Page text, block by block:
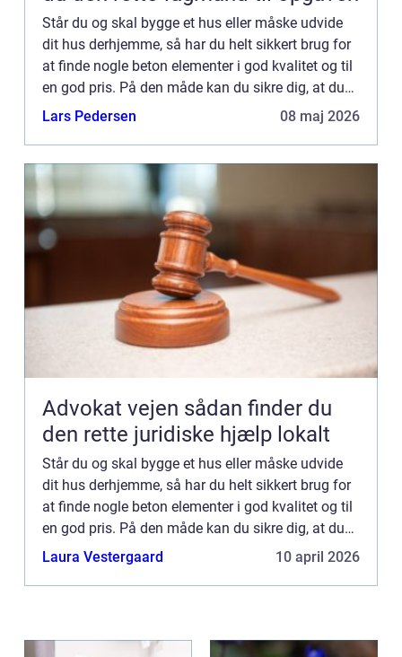
Står du og skal bygge et hus eller måske udvide
dit hus derhjemme, så har du helt sikkert brug for
at finde nogle beton elementer i god kvalitet og til
en god pris. På den måde kan du sikre dig, at du
holder prisen forholdsvis langt nede, når du skal...
Lars Pedersen 08 maj 2026
Advokat vejen sådan finder du
den rette juridiske hjælp lokalt
Står du og skal bygge et hus eller måske udvide
dit hus derhjemme, så har du helt sikkert brug for
at finde nogle beton elementer i god kvalitet og til
en god pris. På den måde kan du sikre dig, at du
holder prisen forholdsvis langt nede, når du skal...
Laura Vestergaard 10 april 2026